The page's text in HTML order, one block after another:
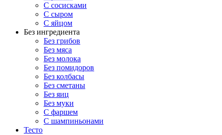
С сосисками
С сыром
С яйцом
Без ингредиента
Без грибов
Без мяса
Без молока
Без помидоров
Без колбасы
Без сметаны
Без яиц
Без муки
С фаршем
С шампиньонами
Тесто